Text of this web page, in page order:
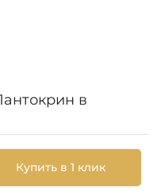
в
Купить в 1 клик